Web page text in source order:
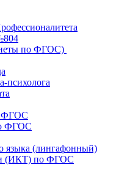
по ФГОС)
психолога
ФГОС
ФГОС
языка (лингафонный)
(ИКТ) по ФГОС